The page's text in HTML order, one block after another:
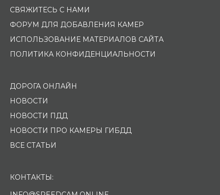
СВЯЖИТЕСЬ С НАМИ
ФОРУМ ДЛЯ ДОБАВЛЕНИЯ КАМЕР
ИСПОЛЬЗОВАНИЕ МАТЕРИАЛОВ САЙТА
ПОЛИТИКА КОНФИДЕНЦИАЛЬНОСТИ
ДОРОГА ОНЛАЙН
НОВОСТИ
НОВОСТИ ПДД
НОВОСТИ ПРО КАМЕРЫ ГИБДД
ВСЕ СТАТЬИ
КОНТАКТЫ: